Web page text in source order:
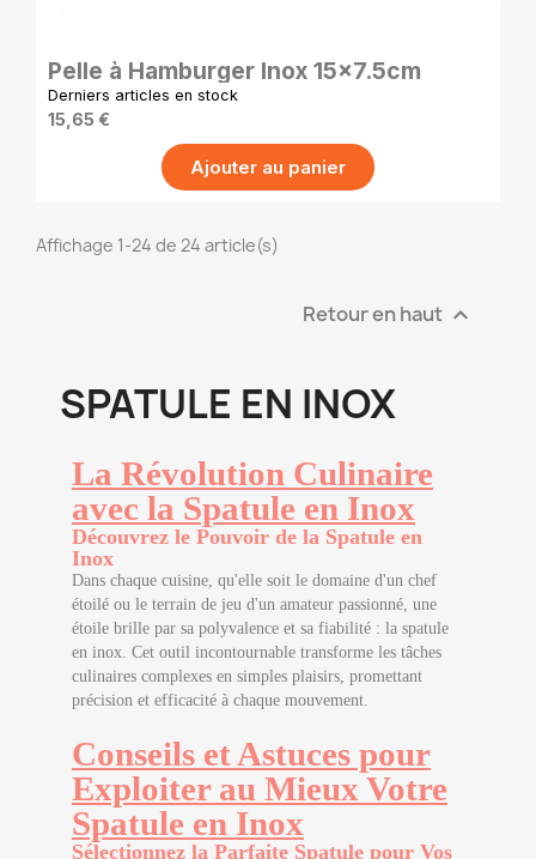
SPATULE EN INOX
La Révolution Culinaire
avec la Spatule en Inox
Découvrez le Pouvoir de la Spatule en
Inox
Dans chaque cuisine, qu'elle soit le domaine d'un chef
étoilé ou le terrain de jeu d'un amateur passionné, une
étoile brille par sa polyvalence et sa fiabilité : la spatule
en inox. Cet outil incontournable transforme les tâches
culinaires complexes en simples plaisirs, promettant
précision et efficacité à chaque mouvement.
Conseils et Astuces pour
Exploiter au Mieux Votre
Spatule en Inox
Sélectionnez la Parfaite Spatule pour Vos
Pelle à Hamburger Inox 15x7.5cm
Derniers articles en stock
15,65 €
Ajouter au panier
Affichage 1-24 de 24 article(s)
Retour en haut 